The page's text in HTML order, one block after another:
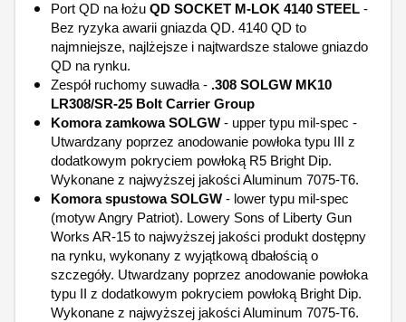
Port QD na łożu QD SOCKET M-LOK 4140 STEEL -
Bez ryzyka awarii gniazda QD. 4140 QD to
najmniejsze, najlżejsze i najtwardsze stalowe gniazdo
QD na rynku.
Zespół ruchomy suwadła - .308 SOLGW MK10
LR308/SR-25 Bolt Carrier Group
Komora zamkowa SOLGW - upper typu mil-spec -
Utwardzany poprzez anodowanie powłoka typu III z
dodatkowym pokryciem powłoką R5 Bright Dip.
Wykonane z najwyższej jakości Aluminum 7075-T6.
Komora spustowa SOLGW - lower typu mil-spec
(motyw Angry Patriot). Lowery Sons of Liberty Gun
Works AR-15 to najwyższej jakości produkt dostępny
na rynku, wykonany z wyjątkową dbałością o
szczegóły. Utwardzany poprzez anodowanie powłoka
typu II z dodatkowym pokryciem powłoką Bright Dip.
Wykonane z najwyższej jakości Aluminum 7075-T6.